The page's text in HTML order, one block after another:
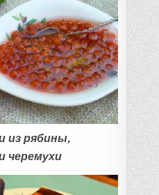
из рябины,
черемухи